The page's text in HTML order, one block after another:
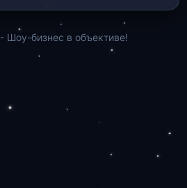
- Шоу-бизнес в объективе!